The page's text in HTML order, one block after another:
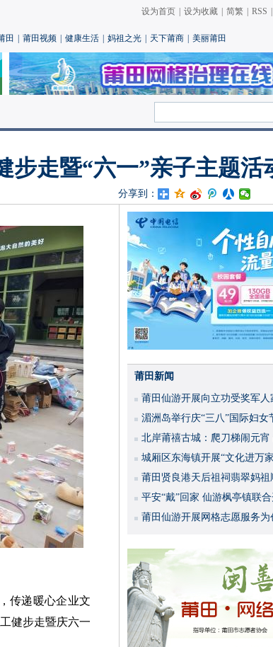
设为首页 设为收藏 简繁 RSS
田 莆田视频 健康生活 妈祖之光 天下莆商 美丽莆田
步走暨“六一”亲子主题活
分享到：
传递暖心企业文
健步走暨庆六一
莆田新闻
莆田仙游开展向立功受奖军
湄洲岛举行庆“三八”国际妇女
北岸莆禧古城：爬刀梯闹元
城厢区东海镇开展“文化进万
莆田贤良港天后祖祠翡翠妈
平安“戴”回家 仙游枫亭镇联
活动
莆田仙游开展网格志愿服务